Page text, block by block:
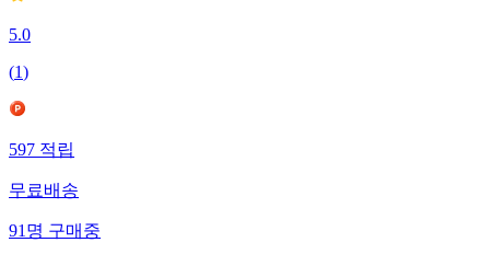
5.0
(1)
597적립
무료배송
91명구매중